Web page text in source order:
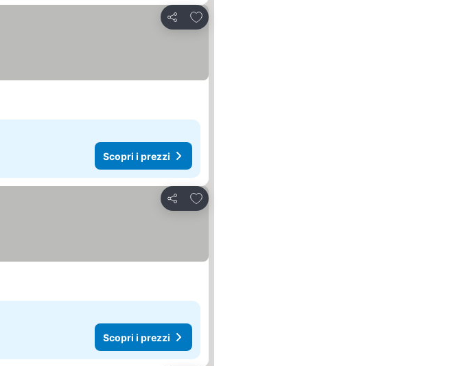
Condividi
Aggiungi ai preferiti
Scopri i prezzi
Condividi
Aggiungi ai preferiti
Scopri i prezzi